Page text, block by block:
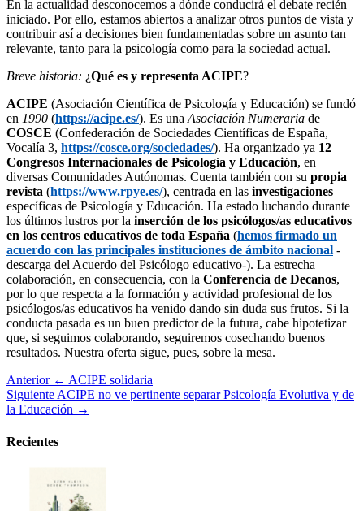
En la actualidad desconocemos a dónde conducirá el debate recién
iniciado. Por ello, estamos abiertos a analizar otros puntos de vista y
contribuir así a decisiones bien fundamentadas sobre un asunto tan
relevante, tanto para la psicología como para la sociedad actual.
Breve historia: ¿Qué es y representa ACIPE?
ACIPE (Asociación Científica de Psicología y Educación) se fundó
en 1990 (https://acipe.es/). Es una Asociación Numeraria de
COSCE (Confederación de Sociedades Científicas de España,
Vocalía 3, https://cosce.org/sociedades/). Ha organizado ya 12
Congresos Internacionales de Psicología y Educación, en
diversas Comunidades Autónomas. Cuenta también con su propia
revista (https://www.rpye.es/), centrada en las investigaciones
específicas de Psicología y Educación. Ha estado luchando durante
los últimos lustros por la inserción de los psicólogos/as educativos
en los centros educativos de toda España (hemos firmado un
acuerdo con las principales instituciones de ámbito nacional -
descarga del Acuerdo del Psicólogo educativo-). La estrecha
colaboración, en consecuencia, con la Conferencia de Decanos,
por lo que respecta a la formación y actividad profesional de los
psicólogos/as educativos ha venido dando sin duda sus frutos. Si la
conducta pasada es un buen predictor de la futura, cabe hipotetizar
que, si seguimos colaborando, seguiremos cosechando buenos
resultados. Nuestra oferta sigue, pues, sobre la mesa.
Anterior ← ACIPE solidaria
Siguiente ACIPE no ve pertinente separar Psicología Evolutiva y de
la Educación →
Recientes